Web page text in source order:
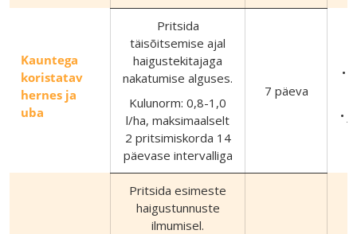
Kauntega
koristatav
hernes ja
uba
Pritsida
täisõitsemise ajal
haigustekitajaga
nakatumise alguses.
Kulunorm: 0,8-1,0
l/ha, maksimaalselt
2 pritsimiskorda 14
päevase intervalliga
7 päeva
•
•
Pritsida esimeste
haigustunnuste
ilmumisel.